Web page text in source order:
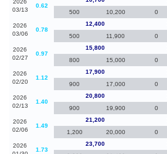
2026
03/13
0.62
500
10,200 0
2026
03/06
0.78
12,400
500
11,900 0
2026
02/27
0.97
15,800
800
15,000 0
2026
02/20
1.12
17,900
900
17,000 0
2026
02/13
1.40
20,800
900
19,900 0
2026
02/06
1.49
21,200
1,200
20,000 0
2026
1.73
23,700